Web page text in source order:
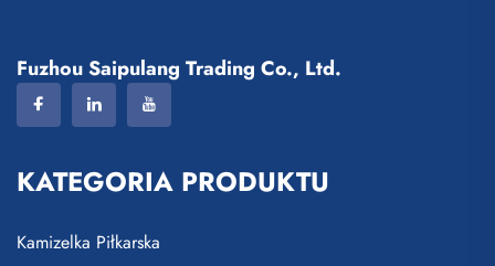
Fuzhou Saipulang Trading Co., Ltd.
KATEGORIA PRODUKTU
Kamizelka Piłkarska